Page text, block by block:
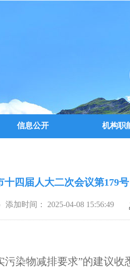
信息公开 机构职
四届人大二次会议第179
添加时间： 2025-04-08 15:56:49
污染物减排要求”的建议收